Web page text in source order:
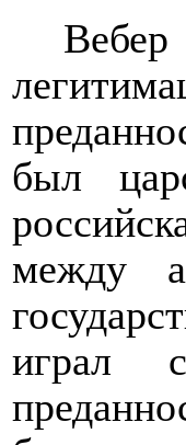
был
между
играл